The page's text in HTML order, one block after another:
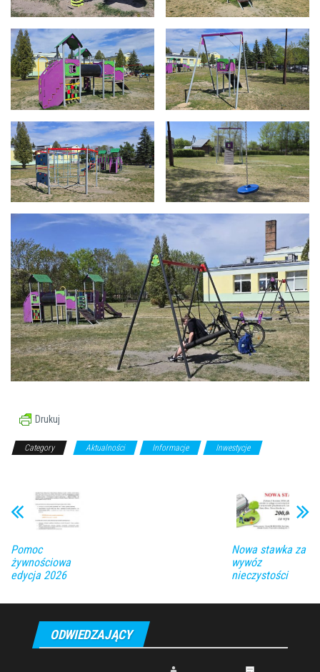
Drukuj
Category Aktualności Informacje
Inwestycje
Pomoc
żywnościowa
edycja 2026
Nowa stawka za
wywóz
nieczystości
ODWIEDZAJĄCY